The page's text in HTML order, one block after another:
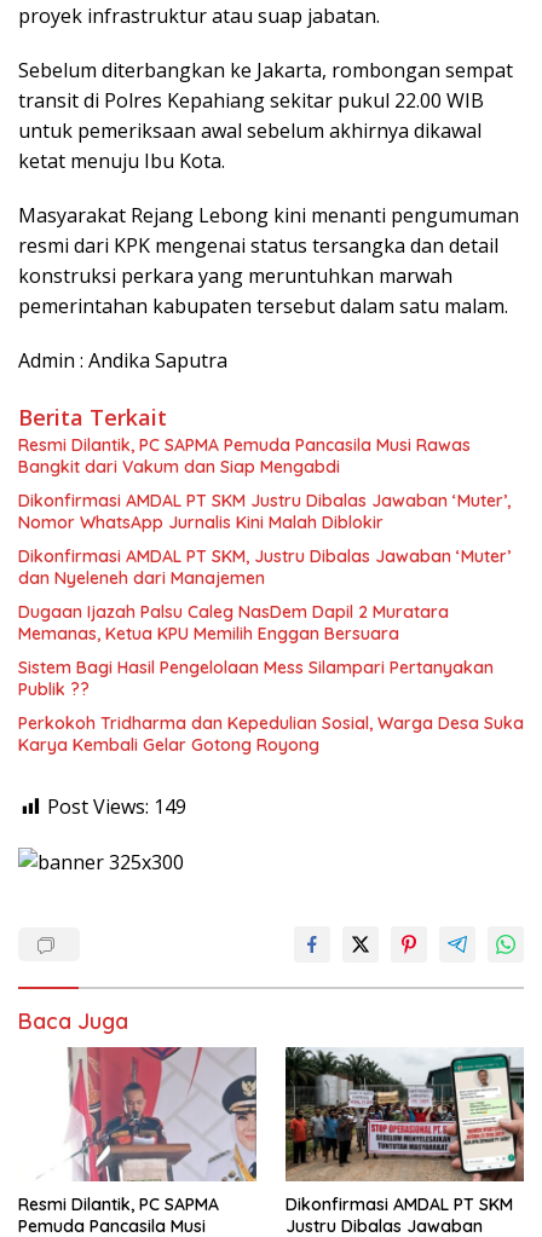
proyek infrastruktur atau suap jabatan.
Sebelum diterbangkan ke Jakarta, rombongan sempat
transit di Polres Kepahiang sekitar pukul 22.00 WIB
untuk pemeriksaan awal sebelum akhirnya dikawal
ketat menuju Ibu Kota.
Masyarakat Rejang Lebong kini menanti pengumuman
resmi dari KPK mengenai status tersangka dan detail
konstruksi perkara yang meruntuhkan marwah
pemerintahan kabupaten tersebut dalam satu malam.
Admin : Andika Saputra
Berita Terkait
Resmi Dilantik, PC SAPMA Pemuda Pancasila Musi Rawas
Bangkit dari Vakum dan Siap Mengabdi
Dikonfirmasi AMDAL PT SKM Justru Dibalas Jawaban ‘Muter’,
Nomor WhatsApp Jurnalis Kini Malah Diblokir
Dikonfirmasi AMDAL PT SKM, Justru Dibalas Jawaban ‘Muter’
dan Nyeleneh dari Manajemen
Dugaan Ijazah Palsu Caleg NasDem Dapil 2 Muratara
Memanas, Ketua KPU Memilih Enggan Bersuara
Sistem Bagi Hasil Pengelolaan Mess Silampari Pertanyakan
Publik ??
Perkokoh Tridharma dan Kepedulian Sosial, Warga Desa Suka
Karya Kembali Gelar Gotong Royong
Post Views: 149
Baca Juga
Resmi Dilantik, PC SAPMA
Pemuda Pancasila Musi
Dikonfirmasi AMDAL PT SKM
Justru Dibalas Jawaban